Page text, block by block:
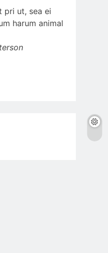
pri ut, sea ei
harum animal